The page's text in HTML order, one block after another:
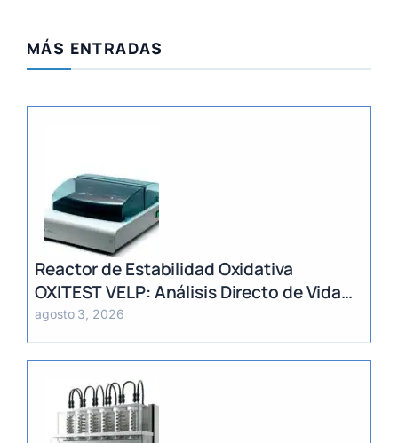
MÁS ENTRADAS
Reactor de Estabilidad Oxidativa
OXITEST VELP: Análisis Directo de Vida
Útil sin Extracción de Grasa
agosto 3, 2026